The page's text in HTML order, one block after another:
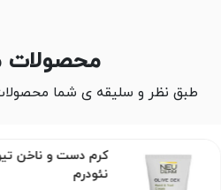
محصولات
طبق نظر و سلیقه ی شما محصولات
کرم دست و ناخن
نئودرم